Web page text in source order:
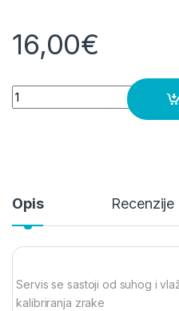
16,00€
KALIBRACIJA LASERA PS2
Opis Recenzije
Servis se sastoji od suhog i
kalibriranja zrake